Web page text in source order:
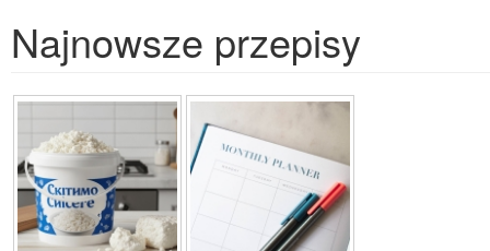
Najnowsze przepisy